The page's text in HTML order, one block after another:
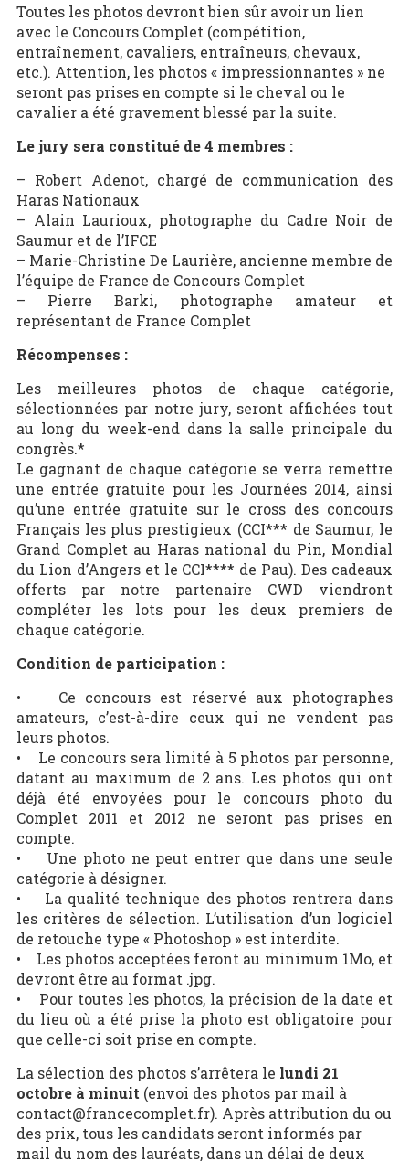
Toutes les photos devront bien sûr avoir un lien
avec le Concours Complet (compétition,
entraînement, cavaliers, entraîneurs, chevaux,
etc.). Attention, les photos « impressionnantes » ne
seront pas prises en compte si le cheval ou le
cavalier a été gravement blessé par la suite.
Le jury sera constitué de 4 membres :
– Robert Adenot, chargé de communication des
Haras Nationaux
– Alain Laurioux, photographe du Cadre Noir de
Saumur et de l’IFCE
– Marie-Christine De Laurière, ancienne membre de
l’équipe de France de Concours Complet
– Pierre Barki, photographe amateur et
représentant de France Complet
Récompenses :
Les meilleures photos de chaque catégorie,
sélectionnées par notre jury, seront affichées tout
au long du week-end dans la salle principale du
congrès.*
Le gagnant de chaque catégorie se verra remettre
une entrée gratuite pour les Journées 2014, ainsi
qu’une entrée gratuite sur le cross des concours
Français les plus prestigieux (CCI*** de Saumur, le
Grand Complet au Haras national du Pin, Mondial
du Lion d’Angers et le CCI**** de Pau). Des cadeaux
offerts par notre partenaire CWD viendront
compléter les lots pour les deux premiers de
chaque catégorie.
Condition de participation :
• Ce concours est réservé aux photographes
amateurs, c’est-à-dire ceux qui ne vendent pas
leurs photos.
• Le concours sera limité à 5 photos par personne,
datant au maximum de 2 ans. Les photos qui ont
déjà été envoyées pour le concours photo du
Complet 2011 et 2012 ne seront pas prises en
compte.
• Une photo ne peut entrer que dans une seule
catégorie à désigner.
• La qualité technique des photos rentrera dans
les critères de sélection. L’utilisation d’un logiciel
de retouche type « Photoshop » est interdite.
• Les photos acceptées feront au minimum 1Mo, et
devront être au format .jpg.
• Pour toutes les photos, la précision de la date et
du lieu où a été prise la photo est obligatoire pour
que celle-ci soit prise en compte.
La sélection des photos s’arrêtera le lundi 21
octobre à minuit (envoi des photos par mail à
contact@francecomplet.fr). Après attribution du ou
des prix, tous les candidats seront informés par
mail du nom des lauréats, dans un délai de deux